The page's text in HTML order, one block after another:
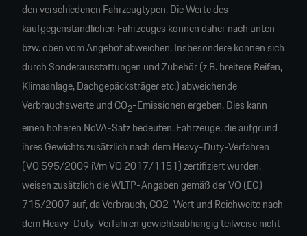
den verschiedenen Fahrzeugtypen. Die Werte des
kaufgegenständlichen Fahrzeuges können daher nach unten
bzw. oben vom Angebot abweichen. Insbesondere können sich
durch Sonderausstattungen und Zubehör (z.B. breitere Reifen,
Klimaanlage, Dachgepäcksträger etc.) abweichende
Verbrauchswerte und CO2-Emissionen ergeben. Dies kann
einen höheren NoVA-Satz bedeuten. Fahrzeuge, die aufgrund
ihres Gewichts zusätzlich nach dem Heavy-Duty-Verfahren
(VO 595/2009 iVm VO 2017/1151) zertifiziert wurden,
weisen zusätzlich die WLTP-Angaben gemäß der VO (EG)
715/2007 auf, da Verbrauch, CO2-Wert und Reichweite nach
dem Heavy-Duty-Verfahren gewichtsabhängig teilweise nicht